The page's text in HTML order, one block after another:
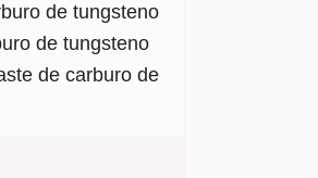
de tungsteno
de tungsteno
de carburo de